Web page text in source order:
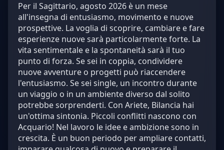
Per il Sagittario, agosto 2026 è un mese
all'insegna di entusiasmo, movimento e nuove
prospettive. La voglia di scoprire, cambiare e fare
esperienze nuove sarà particolarmente forte. La
vita sentimentale e la spontaneità sarà il tuo
punto di forza. Se sei in coppia, condividere
nuove avventure o progetti può riaccendere
l'entusiasmo. Se sei single, un incontro durante
un viaggio o in un ambiente diverso dal solito
potrebbe sorprenderti. Con Ariete, Bilancia hai
un'ottima sintonia. Piccoli conflitti nascono con
Acquario! Nel lavoro le idee e ambizione sono in
crescita. È un buon periodo per ampliare contatti,